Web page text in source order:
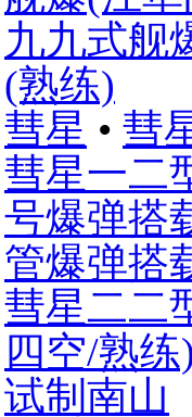
九九式舰
(熟练)
彗星 • 彗
彗星一二
号爆弹搭
管爆弹搭
彗星二二
四空/熟练
试制南山